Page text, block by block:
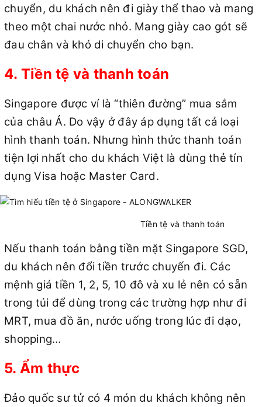
chuyển, du khách nên đi giày thể thao và mang
theo một chai nước nhỏ. Mang giày cao gót sẽ
đau chân và khó di chuyển cho bạn.
4. Tiền tệ và thanh toán
Singapore được ví là “thiên đường” mua sắm
của châu Á. Do vậy ở đây áp dụng tất cả loại
hình thanh toán. Nhưng hình thức thanh toán
tiện lợi nhất cho du khách Việt là dùng thẻ tín
dụng Visa hoặc Master Card.
Tiền tệ và thanh toán
Nếu thanh toán bằng tiền mặt Singapore SGD,
du khách nên đổi tiền trước chuyến đi. Các
mệnh giá tiền 1, 2, 5, 10 đô và xu lẻ nên có sẵn
trong túi để dùng trong các trường hợp như đi
MRT, mua đồ ăn, nước uống trong lúc đi dạo,
shopping…
5. Ẩm thực
Đảo quốc sư tử có 4 món du khách không nên